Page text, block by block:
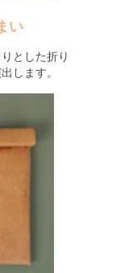
い
とした折り
します。